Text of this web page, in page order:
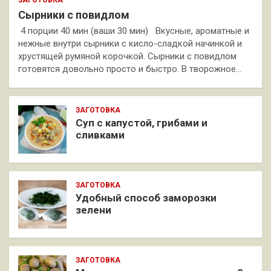
Сырники с повидлом
4 порции 40 мин (ваши 30 мин) Вкусные, ароматные и
нежные внутри сырники с кисло-сладкой начинкой и
хрустящей румяной корочкой. Сырники с повидлом
готовятся довольно просто и быстро. В творожное…
ЗАГОТОВКА
Суп с капустой, грибами и
сливками
ЗАГОТОВКА
Удобный способ заморозки
зелени
ЗАГОТОВКА